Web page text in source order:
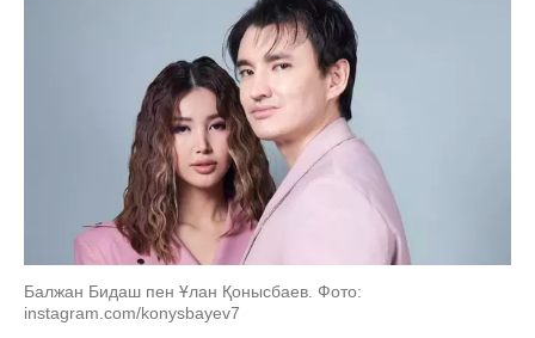
Балжан Бидаш пен Ұлан Қонысбаев. Фото:
instagram.com/konysbayev7